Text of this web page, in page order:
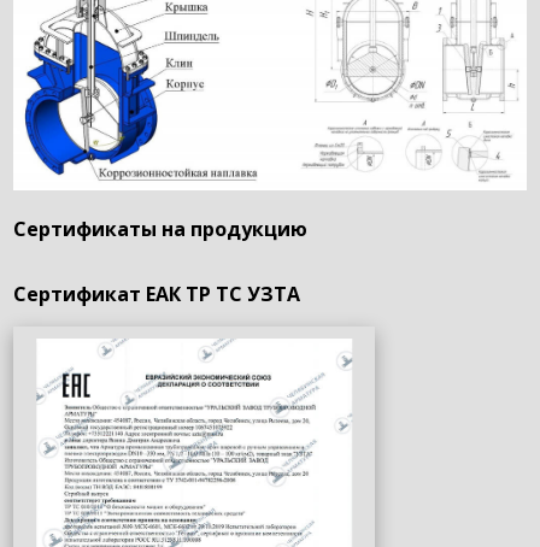
Сертификаты на продукцию
Сертификат ЕАК ТР ТС УЗТА